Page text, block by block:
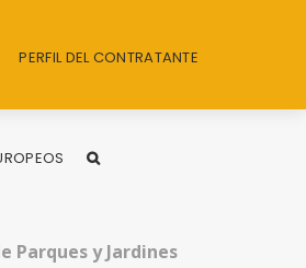
PERFIL DEL CONTRATANTE
Parques y Jardines